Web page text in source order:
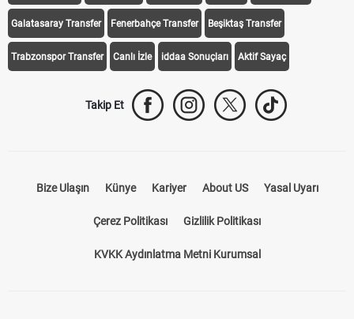
Galatasaray Transfer Fenerbahçe Transfer Beşiktaş Transfer
Trabzonspor Transfer Canlı İzle iddaa Sonuçları Aktif Sayaç
Takip Et
Bize Ulaşın Künye Kariyer About US Yasal Uyarı
Çerez Politikası Gizlilik Politikası
KVKK Aydınlatma Metni Kurumsal